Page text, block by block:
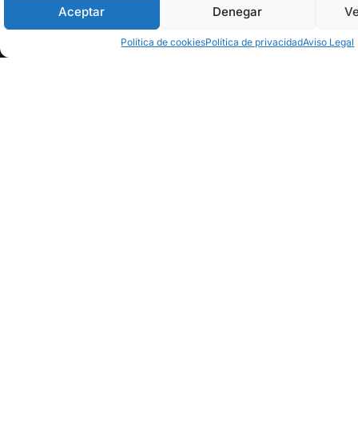
Aceptar Denegar
Política de cookiesPolítica de privacidadAviso Legal